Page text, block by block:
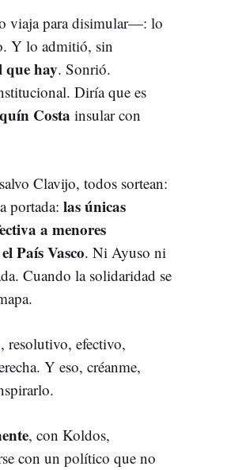
viaja para disimular—: lo
Y lo admitió, sin
que hay. Sonrió.
Diría que es
Costa insular con
Clavijo, todos sortean:
portada: las únicas
a menores
País Vasco. Ni Ayuso ni
Cuando la solidaridad se
resolutivo, efectivo,
Y eso, créanme,
, con Koldos,
con un político que no